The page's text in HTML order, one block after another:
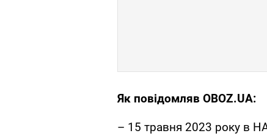
Як повідомляв OBOZ.UA:
– 15 травня 2023 року в